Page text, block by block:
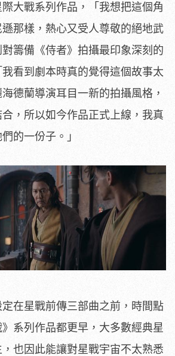
大戰系列作品，「我想把這個角
那樣，熱心又受人尊敬的絕地武
籌備《侍者》拍攝最印象深刻的
看到劇本時真的覺得這個故事太
德蘭導演耳目一新的拍攝風格，
，所以如今作品正式上線，我真
的一份子。」
定在星戰前傳三部曲之前，時間點
系列作品都更早，大多數經典星
也因此能讓對星戰宇宙不太熟悉